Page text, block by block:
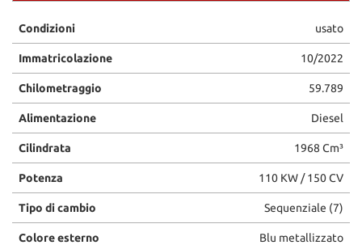
Condizioni usato
Immatricolazione 10/2022
Chilometraggio 59.789
Alimentazione Diesel
Cilindrata 1968 Cm³
Potenza 110 KW / 150 CV
Tipo di cambio Sequenziale (7)
Colore esterno Blu metallizzato